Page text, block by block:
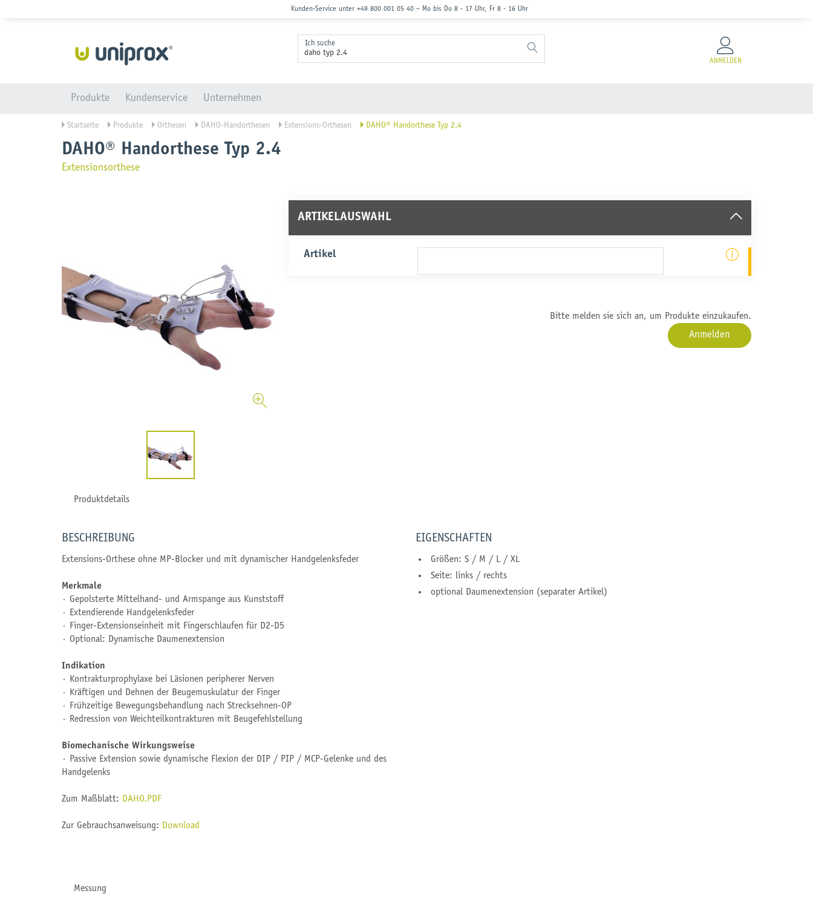
Kunden-Service unter +49 800 001 05 40 − Mo bis Do 8 - 17 Uhr, Fr 8 - 16 Uhr
Ich suche
ANMELDEN
Produkte Kundenservice Unternehmen
Startseite Produkte Orthesen DAHO-Handorthesen Extensions-Orthesen DAHO® Handorthese Typ 2.4
DAHO® Handorthese Typ 2.4
Extensionsorthese
ARTIKELAUSWAHL
Artikel
Bitte melden sie sich an, um Produkte einzukaufen.
Anmelden
Produktdetails
BESCHREIBUNG
Extensions-Orthese ohne MP-Blocker und mit dynamischer Handgelenksfeder
Merkmale
∙ Gepolsterte Mittelhand- und Armspange aus Kunststoff
∙ Extendierende Handgelenksfeder
∙ Finger-Extensionseinheit mit Fingerschlaufen für D2-D5
∙ Optional: Dynamische Daumenextension
Indikation
∙ Kontrakturprophylaxe bei Läsionen peripherer Nerven
∙ Kräftigen und Dehnen der Beugemuskulatur der Finger
∙ Frühzeitige Bewegungsbehandlung nach Strecksehnen-OP
∙ Redression von Weichteilkontrakturen mit Beugefehlstellung
Biomechanische Wirkungsweise
∙ Passive Extension sowie dynamische Flexion der DIP / PIP / MCP-Gelenke und des
Handgelenks
Zum Maßblatt: DAHO.PDF
Zur Gebrauchsanweisung: Download
EIGENSCHAFTEN
Größen: S / M / L / XL
Seite: links / rechts
optional Daumenextension (separater Artikel)
Messung